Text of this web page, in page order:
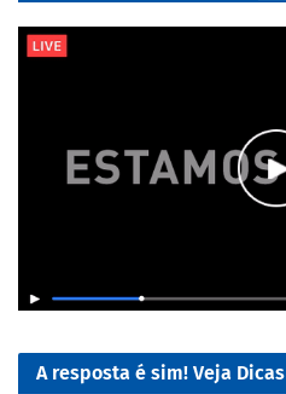
A resposta é sim! Veja Dicas